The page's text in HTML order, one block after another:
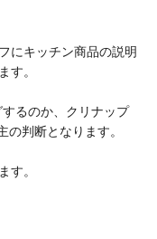
にキッチン商品の説明
す。
るのか、クリナップ
判断となります。
す。